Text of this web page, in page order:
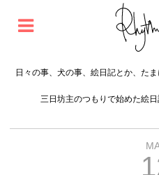
日々の事、犬の事、絵日記とか、た
三日坊主のつもりで始めた絵